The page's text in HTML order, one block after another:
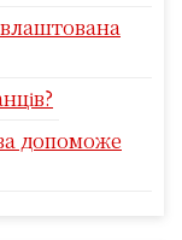
влаштована
допоможе